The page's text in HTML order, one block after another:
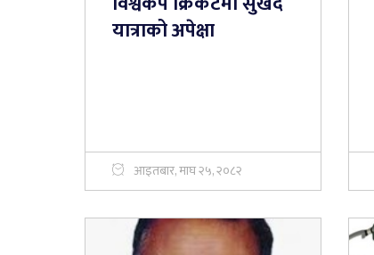
यात्राको अपेक्षा
आइतबार, माघ २५, २०८२